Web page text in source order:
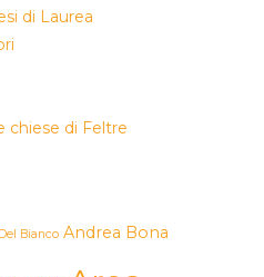
di Laurea
chiese di Feltre
Bianco Andrea Bona